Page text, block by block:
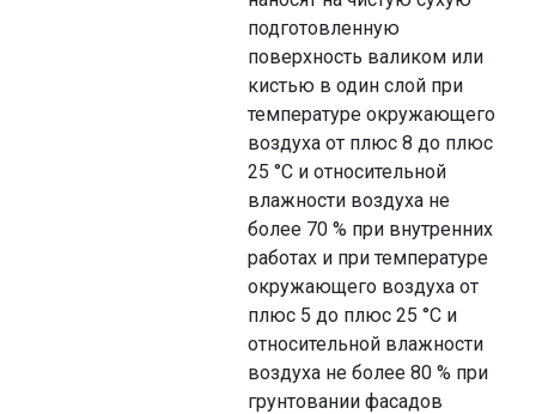
подготовленную
поверхность валиком или
кистью в один слой при
температуре окружающего
воздуха от плюс 8 до плюс
25 °С и относительной
влажности воздуха не
более 70 % при внутренних
работах и при температуре
окружающего воздуха от
плюс 5 до плюс 25 °С и
относительной влажности
воздуха не более 80 % при
грунтовании фасадов